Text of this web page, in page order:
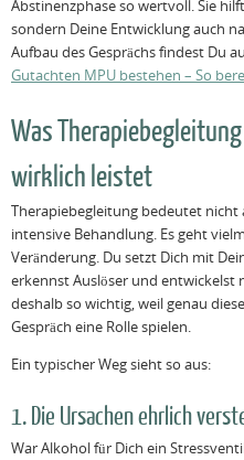
Abstinenzphase so wertvoll. Sie
sondern Deine Entwicklung auch
Aufbau des Gesprächs findest Du
Gutachten MPU bestehen – So
Was
wirklich leistet
Therapiebegleitung bedeutet nicht
intensive Behandlung. Es geht
Veränderung. Du setzt Dich mit
erkennst Auslöser und entwickelst
deshalb so wichtig, weil genau
Gespräch eine Rolle spielen.
Ein typischer Weg sieht so aus:
1. Die Ursachen ehrlich
War Alkohol für Dich ein